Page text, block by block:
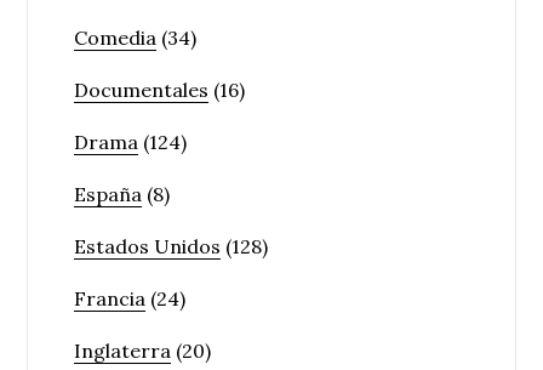
Comedia (34)
Documentales (16)
Drama (124)
España (8)
Estados Unidos (128)
Francia (24)
Inglaterra (20)